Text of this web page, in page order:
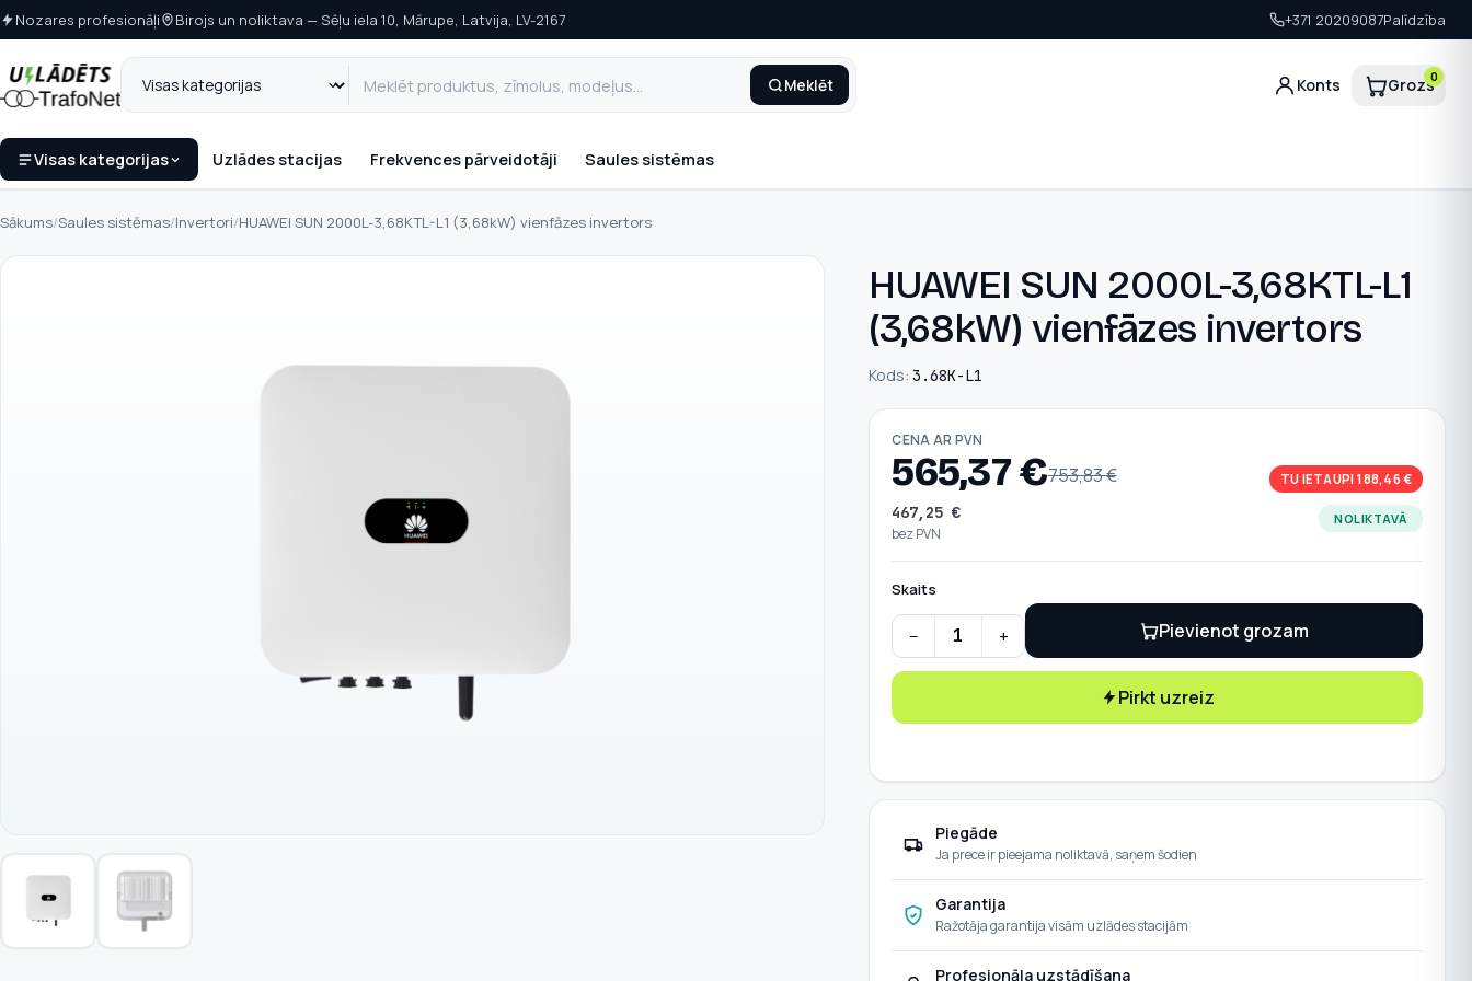
Nozares profesionāļi Birojs un noliktava — Sēļu iela 10, Mārupe, Latvija, LV-2167 +371 20209087Palīdzība
Meklēt Konts Grozs0
Visas kategorijas Uzlādes stacijas Frekvences pārveidotāji Saules sistēmas
Sākums/Saules sistēmas/Invertori/HUAWEI SUN 2000L-3,68KTL-L1 (3,68kW) vienfāzes invertors
HUAWEI SUN 2000L-3,68KTL-L1
(3,68kW) vienfāzes invertors
Kods:3.68K-L1
CENA AR PVN
565,37€753,83€ TU IETAUPI 188,46 €
NOLIKTAVĀ
467,25 €
bez PVN
Skaits
HUAWEI SUN 2000L-3,68KTL-L1 (3,68kW) vienfāzes invertors quantity
− + Pievienot grozam
Pirkt uzreiz
Piegāde
Ja prece ir pieejama noliktavā, saņem šodien
Garantija
Ražotāja garantija visām uzlādes stacijām
Profesionāla uzstādīšana